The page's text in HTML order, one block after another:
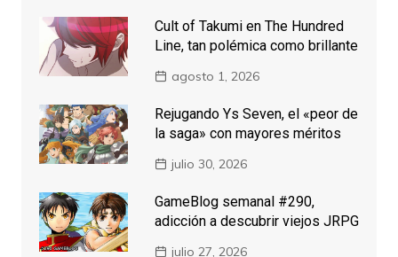
Cult of Takumi en The Hundred
Line, tan polémica como brillante
agosto 1, 2026
Rejugando Ys Seven, el «peor de
la saga» con mayores méritos
julio 30, 2026
GameBlog semanal #290,
adicción a descubrir viejos JRPG
julio 27, 2026